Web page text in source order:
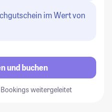
im Wert von
und buchen
weitergeleitet